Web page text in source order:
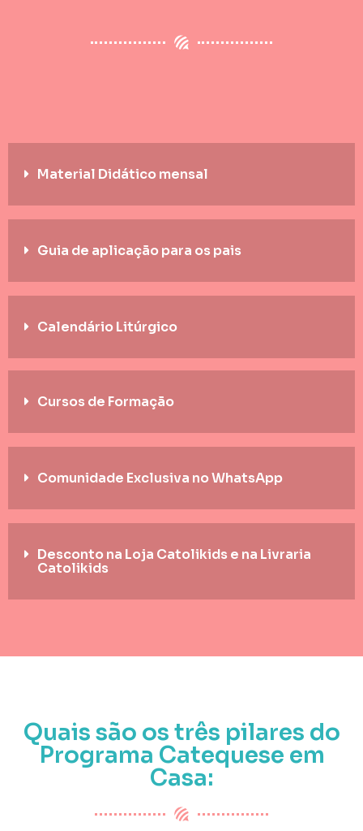
Material Didático mensal
Guia de aplicação para os pais
Calendário Litúrgico
Cursos de Formação
Comunidade Exclusiva no WhatsApp
Desconto na Loja Catolikids e na Livraria
Catolikids
Quais são os três pilares do
Programa Catequese em
Casa: